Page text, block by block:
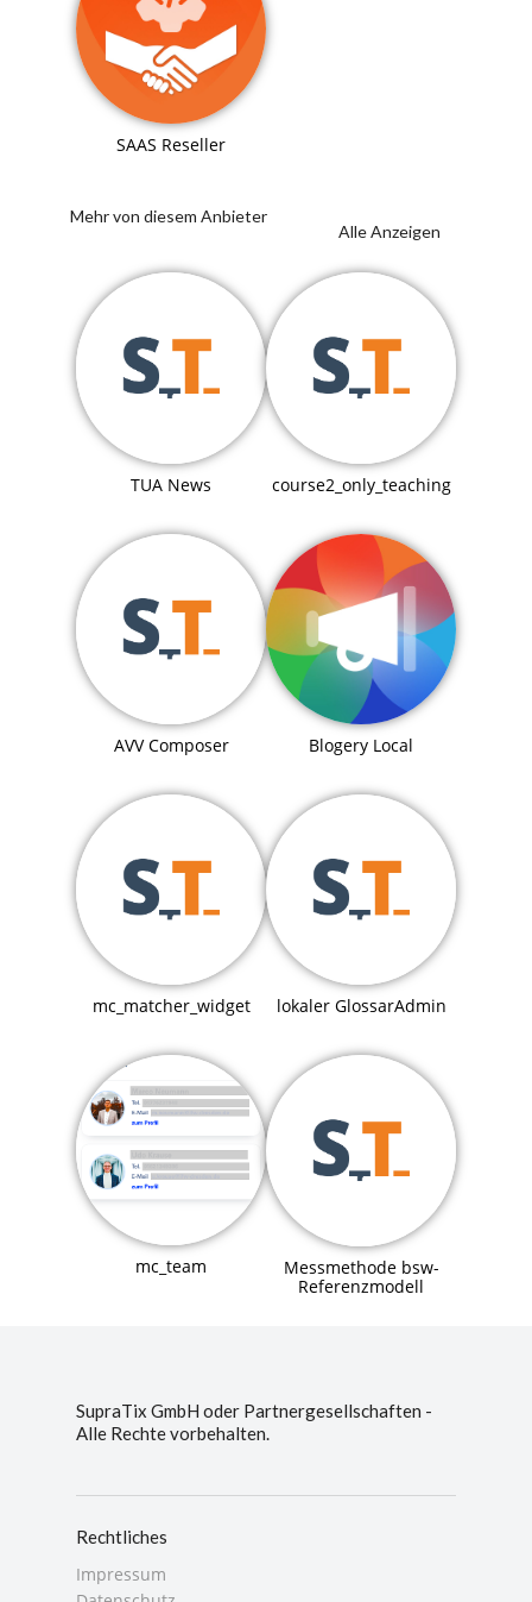
SAAS Reseller
Mehr von diesem Anbieter
Alle Anzeigen
TUA News course2_only_teaching
AVV Composer Blogery Local
mc_matcher_widget lokaler GlossarAdmin
mc_team
Messmethode bsw-
Referenzmodell
SupraTix GmbH oder Partnergesellschaften -
Alle Rechte vorbehalten.
Rechtliches
Impressum